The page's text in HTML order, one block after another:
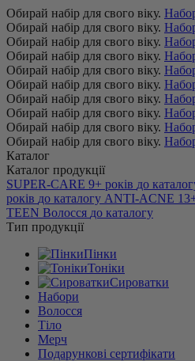
Обирай набір для свого віку.
Обирай набір для свого віку.
Обирай набір для свого віку.
Обирай набір для свого віку.
Обирай набір для свого віку.
Обирай набір для свого віку.
Обирай набір для свого віку.
Обирай набір для свого віку.
Обирай набір для свого віку.
Обирай набір для свого віку.
Каталог
Каталог продукції
SUPER-CARE 9+ років до
років до каталогу ANTI-ACNE
TEEN Волосся до каталогу
Тип продукції
Пінки
Тоніки
Сироватки
Набори
Волосся
Тіло
Мерч
Подарункові сертифікати